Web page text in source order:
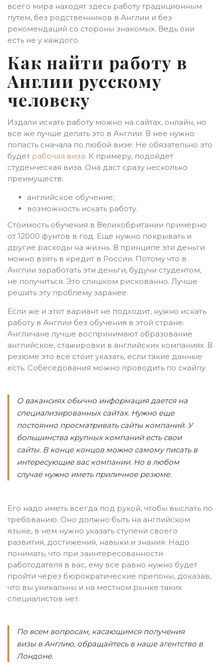
всего мира находят здесь работу традиционным
путем, без родственников в Англии и без
рекомендаций со стороны знакомых. Ведь они
есть не у каждого.
Как найти работу в
Англии русскому
человеку
Издали искать работу можно на сайтах, онлайн, но
все же лучше делать это в Англии. В нее нужно
попасть сначала по любой визе. Не обязательно это
будет рабочая виза. К примеру, подойдет
студенческая виза. Она даст сразу несколько
преимуществ:
английское обучение;
возможность искать работу.
Стоимость обучения в Великобритании примерно
от 12000 фунтов в год. Еще нужно покрывать и
другие расходы на жизнь. В принципе эти деньги
можно взять в кредит в России. Потому что в
Англии заработать эти деньги, будучи студентом,
не получиться. Это слишком рискованно. Лучше
решить эту проблему заранее.
Если же и этот вариант не подходит, нужно искать
работу в Англии без обучения в этой стране.
Англичане лучше воспринимают образование
английское, стажировки в английских компаниях. В
резюме это все стоит указать, если такие данные
есть. Собеседования можно проводить по скайпу.
О вакансиях обычно информация дается на
специализированных сайтах. Нужно еще
постоянно просматривать сайты компаний. У
большинства крупных компаний есть свои
сайты. В конце концов можно самому писать в
интересующие вас компании. Но в любом
случае нужно иметь приличное резюме.
Его надо иметь всегда под рукой, чтобы выслать по
требованию. Оно должно быть на английском
языке, в нем нужно указать ступени своего
развития, достижения, навыки и знания. Надо
понимать, что при заинтересованности
работодателя в вас, ему все равно нужно будет
пройти через бюрократические препоны, доказав,
что вы уникальны и на местном рынке таких
специалистов нет.
По всем вопросам, касающимся получения
визы в Англию, обращайтесь в наше агентство в
Лондоне.